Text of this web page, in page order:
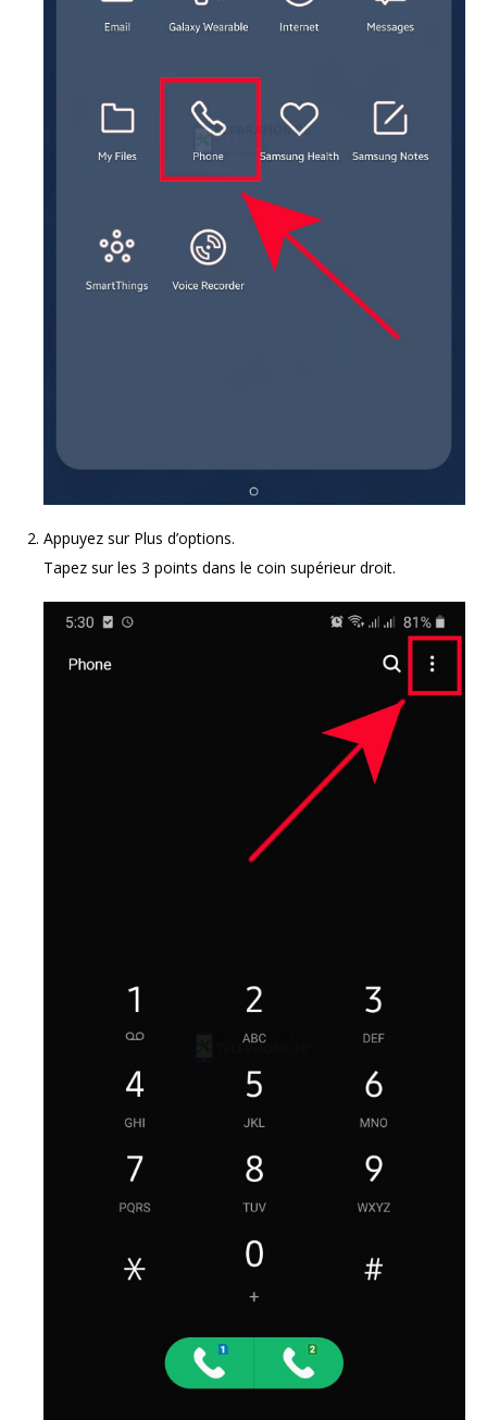
Appuyez sur Plus d’options.
Tapez sur les 3 points dans le coin supérieur droit.